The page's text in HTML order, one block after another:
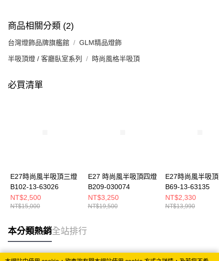
商品相關分類 (2)
台灣燈飾品牌旗艦館 GLM精品燈飾
半吸頂燈 / 客廳臥室系列 時尚風格半吸頂
必買清單
E27時尚風半吸頂三燈
B102-13-63026
NT$2,500
NT$15,000
E27 時尚風半吸頂四燈
B209-030074
NT$3,250
NT$19,500
E27時尚風半吸
B69-13-63135
NT$2,330
NT$13,990
本分類熱銷全站排行